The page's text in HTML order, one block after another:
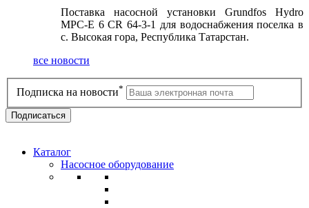
Поставка насосной установки Grundfos Hydro
MPC-E 6 CR 64-3-1 для водоснабжения поселка в
с. Высокая гора, Республика Татарстан.
все новости
Подписка на новости*
Каталог
Насосное оборудование